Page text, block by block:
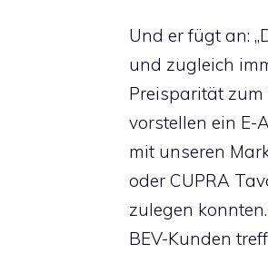
Und er fügt an:
und zugleich
Preisparität
vorstellen ein E-
mit unseren
oder CUPRA
zulegen
BEV-Kunden